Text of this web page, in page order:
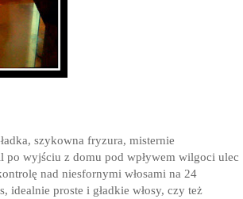
szykowna fryzura, misternie
wyjściu z domu pod wpływem wilgoci ulec
nad niesfornymi włosami na 24
proste i gładkie włosy, czy też